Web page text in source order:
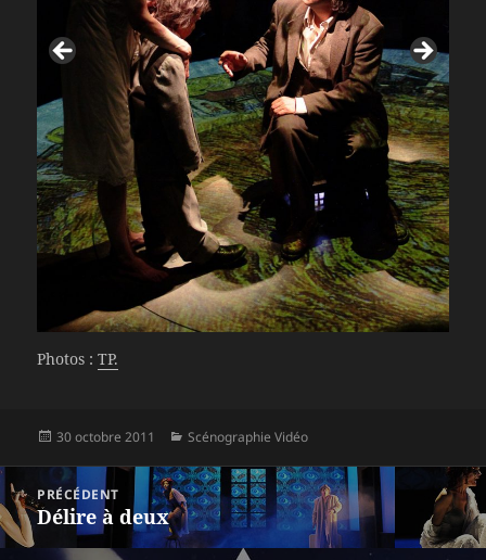
Photos :TP.
Publié
30 octobre 2011 Catégories
Scénographie Vidéo
Navigation
de
l’article
PRÉCÉDENT
Article
précédent :
Délire à deux